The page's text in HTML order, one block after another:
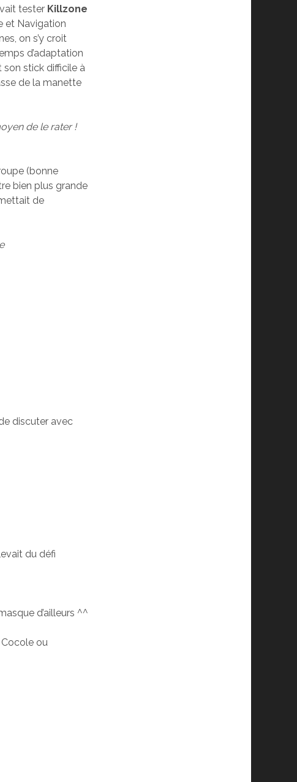
tester Killzone
et Navigation
on s’y croit
d’adaptation
stick difficile à
de la manette
de le rater !
(bonne
bien plus grande
de
discuter avec
du défi
d’ailleurs ^^
ou